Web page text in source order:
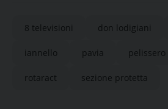
8 televisioni don lodigiani
iannello pavia pelissero
rotaract sezione protetta